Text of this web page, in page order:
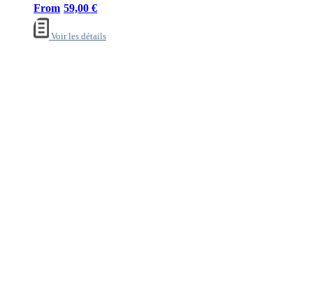
59,00 €
Voir les détails